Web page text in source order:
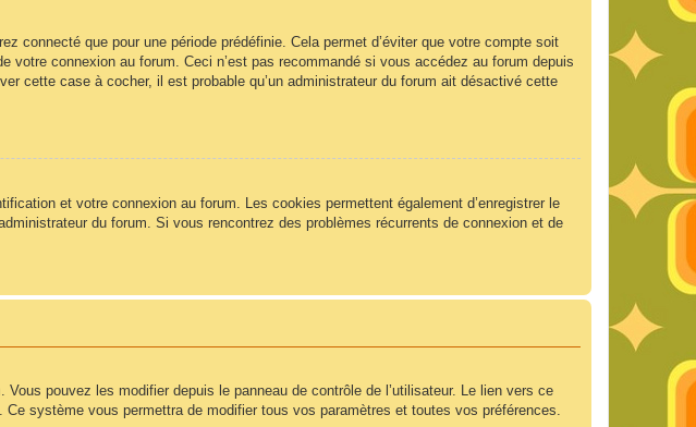
connecté que pour une période prédéfinie. Cela permet d’éviter que votre compte soit
votre connexion au forum. Ceci n’est pas recommandé si vous accédez au forum depuis
cette case à cocher, il est probable qu’un administrateur du forum ait désactivé cette
et votre connexion au forum. Les cookies permettent également d’enregistrer le
du forum. Si vous rencontrez des problèmes récurrents de connexion et de
pouvez les modifier depuis le panneau de contrôle de l’utilisateur. Le lien vers ce
système vous permettra de modifier tous vos paramètres et toutes vos préférences.